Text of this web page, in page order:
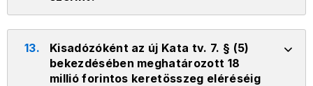
13.
Kisadózóként az új Kata tv. 7. § (5)
bekezdésében meghatározott 18
millió forintos keretösszeg eléréséig